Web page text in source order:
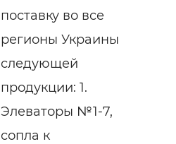
поставку во все
регионы Украины
следующей
продукции: 1.
Элеваторы №1-7,
сопла к